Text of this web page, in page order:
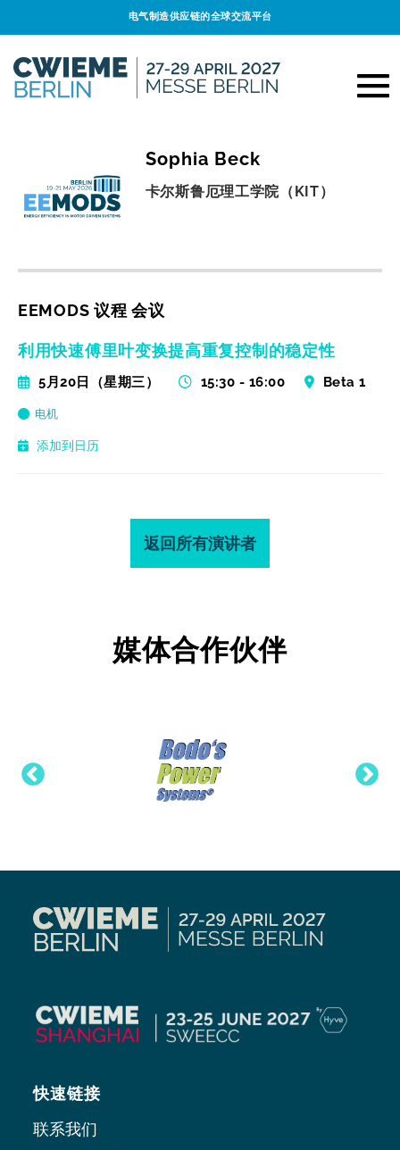
电气制造供应链的全球交流平台
Sophia Beck
卡尔斯鲁厄理工学院（KIT）
EEMODS 议程 会议
利用快速傅里叶变换提高重复控制的稳定性
5月20日（星期三） 15:30 - 16:00 Beta 1
电机
添加到日历
返回所有演讲者
媒体合作伙伴
快速链接
联系我们